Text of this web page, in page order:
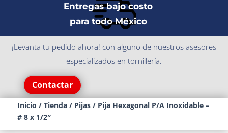
Entregas bajo costo
para todo México
¡Levanta tu pedido ahora! con alguno de nuestros asesores
especializados en tornillería.
Contactar
Inicio / Tienda/ Pijas/ Pija Hexagonal P/A Inoxidable –
# 8 x 1/2″